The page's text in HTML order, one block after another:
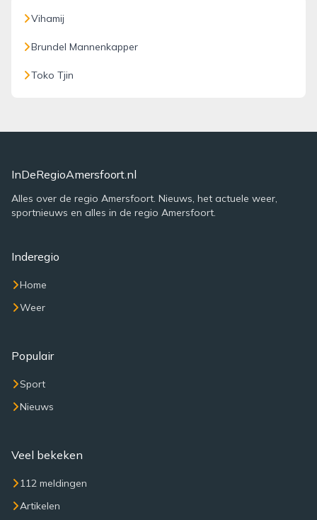
Vihamij
Brundel Mannenkapper
Toko Tjin
InDeRegioAmersfoort.nl
Alles over de regio Amersfoort. Nieuws, het actuele weer,
sportnieuws en alles in de regio Amersfoort.
Inderegio
Home
Weer
Populair
Sport
Nieuws
Veel bekeken
112 meldingen
Artikelen